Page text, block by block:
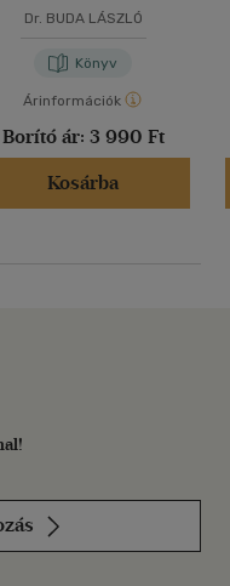
Dr. BUDA LÁSZLÓ
Könyv
Árinformációk
Borító ár: 3 990 Ft
Kosárba